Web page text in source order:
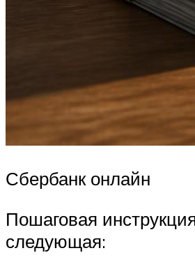
Сбербанк онлайн
Пошаговая
следующая: